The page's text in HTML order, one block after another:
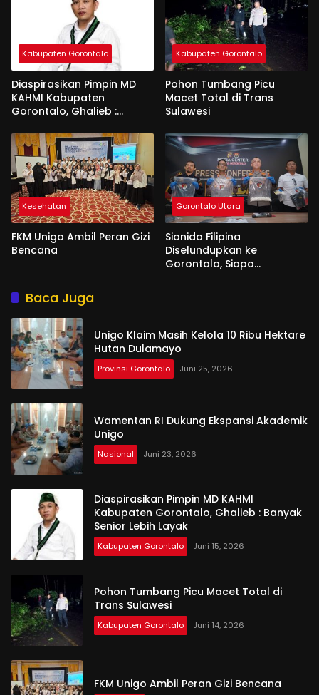
Kabupaten Gorontalo
Diaspirasikan Pimpin MD
KAHMI Kabupaten
Gorontalo, Ghalieb :
Kabupaten Gorontalo
Pohon Tumbang Picu
Macet Total di Trans
Sulawesi
Kesehatan
FKM Unigo Ambil Peran Gizi
Bencana
Gorontalo Utara
Sianida Filipina
Diselundupkan ke
Gorontalo, Siapa
Baca Juga
Unigo Klaim Masih Kelola 10 Ribu Hektare
Hutan Dulamayo
Provinsi Gorontalo Juni 25, 2026
Wamentan RI Dukung Ekspansi Akademik
Unigo
Nasional Juni 23, 2026
Diaspirasikan Pimpin MD KAHMI
Kabupaten Gorontalo, Ghalieb : Banyak
Senior Lebih Layak
Kabupaten Gorontalo Juni 15, 2026
Pohon Tumbang Picu Macet Total di
Trans Sulawesi
Kabupaten Gorontalo Juni 14, 2026
FKM Unigo Ambil Peran Gizi Bencana